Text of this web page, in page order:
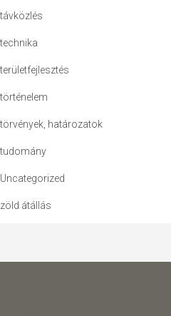
távközlés
technika
területfejlesztés
történelem
törvények, határozatok
tudomány
Uncategorized
zöld átállás